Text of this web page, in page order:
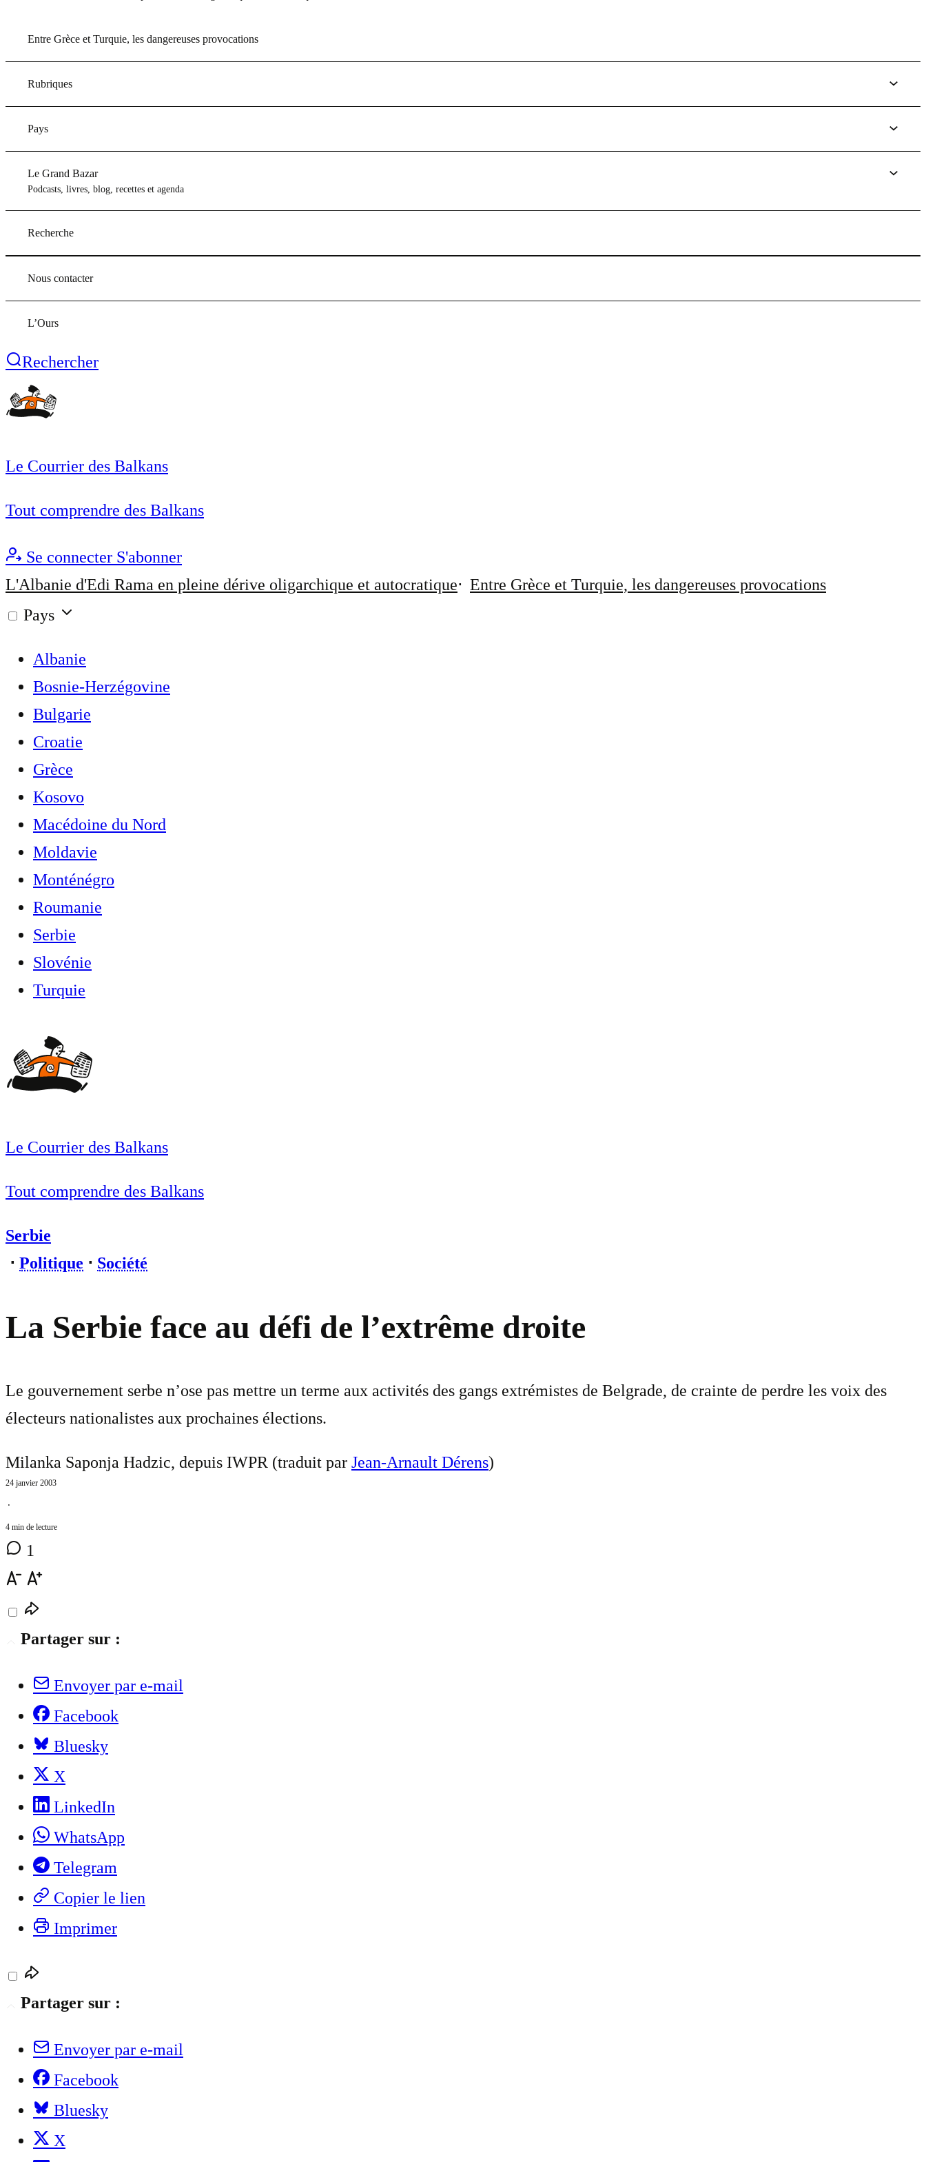
Entre Grèce et Turquie, les dangereuses provocations
Rubriques
Pays
Le Grand Bazar
Podcasts, livres, blog, recettes et agenda
Recherche
Nous contacter
L’Ours
Rechercher
Le Courrier des Balkans
Tout comprendre des Balkans
Se connecter S'abonner
L'Albanie d'Edi Rama en pleine dérive oligarchique et autocratique
Entre Grèce et Turquie, les dangereuses provocations
Pays
Albanie
Bosnie-Herzégovine
Bulgarie
Croatie
Grèce
Kosovo
Macédoine du Nord
Moldavie
Monténégro
Roumanie
Serbie
Slovénie
Turquie
Le Courrier des Balkans
Tout comprendre des Balkans
Serbie
⋅ Politique ⋅ Société
La Serbie face au défi de l’extrême droite
Le gouvernement serbe n’ose pas mettre un terme aux activités des gangs extrémistes de Belgrade, de crainte de perdre les voix des
électeurs nationalistes aux prochaines élections.
Milanka Saponja Hadzic, depuis IWPR (traduit par Jean-Arnault Dérens)
24 janvier 2003
⋅
4 min de lecture
1
Partager sur :
Envoyer par e-mail
Facebook
Bluesky
X
LinkedIn
WhatsApp
Telegram
Copier le lien
Imprimer
Partager sur :
Envoyer par e-mail
Facebook
Bluesky
X